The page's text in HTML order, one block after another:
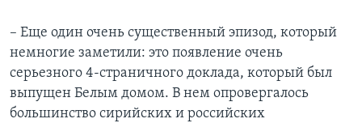
– Еще один очень существенный эпизод, который
немногие заметили: это появление очень
серьезного 4-страничного доклада, который был
выпущен Белым домом. В нем опровергалось
большинство сирийских и российских